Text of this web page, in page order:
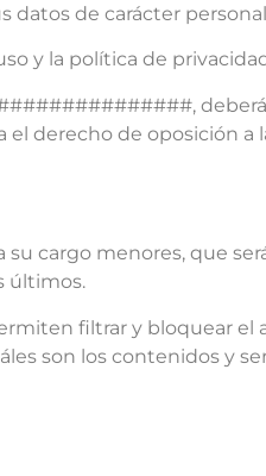
datos de carácter
y la política de
derecho de oposición a
cargo menores, que
últimos.
filtrar y bloquear el
son los contenidos y